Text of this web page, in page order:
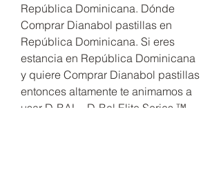
República Dominicana. Dónde
Comprar Dianabol pastillas en
República Dominicana. Si eres
estancia en República Dominicana
y quiere Comprar Dianabol pastillas
entonces altamente te animamos a
usar D-BAL - D-Bal Elite Series ™